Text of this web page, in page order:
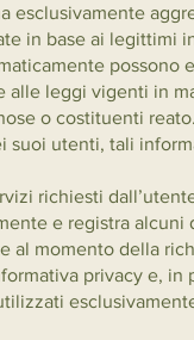
esclusivamente
in base ai legittimi
possono
alle leggi vigenti in
o costituenti
utenti, tali
richiesti
e registra
al momento della
privacy e, in